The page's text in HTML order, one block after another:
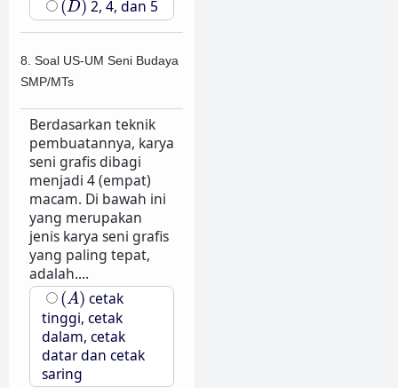
(D) 2, 4, dan 5
8. Soal US-UM Seni Budaya
SMP/MTs
Berdasarkan teknik
pembuatannya, karya
seni grafis dibagi
menjadi 4 (empat)
macam. Di bawah ini
yang merupakan
jenis karya seni grafis
yang paling tepat,
adalah....
(A)
(A) cetak
tinggi, cetak
dalam, cetak
datar dan cetak
saring